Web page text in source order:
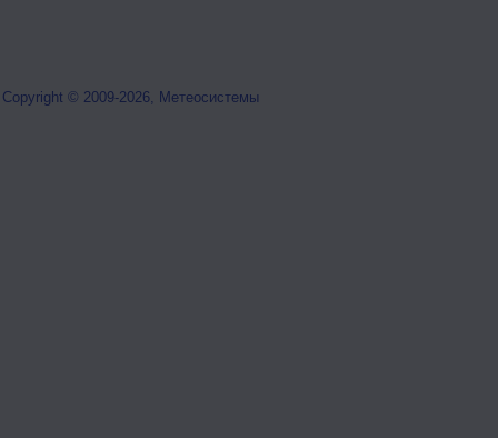
Copyright © 2009-2026, Метеосистемы